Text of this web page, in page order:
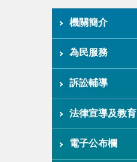
機關簡介
為民服務
訴訟輔導
法律宣導及教育
電子公布欄